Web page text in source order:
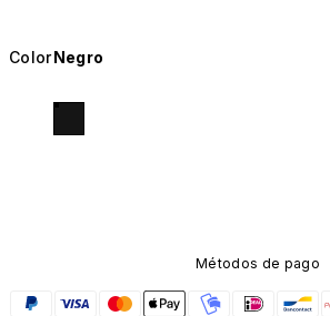
ColorNegro
Métodos de pago